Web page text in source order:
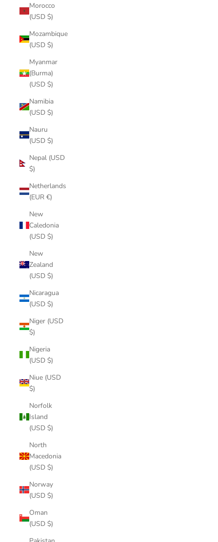
Morocco
(USD $)
Mozambique
(USD $)
Myanmar
(Burma)
(USD $)
Namibia
(USD $)
Nauru
(USD $)
Nepal (USD
$)
Netherlands
(EUR €)
New
Caledonia
(USD $)
New
Zealand
(USD $)
Nicaragua
(USD $)
Niger (USD
$)
Nigeria
(USD $)
Niue (USD
$)
Norfolk
Island
(USD $)
North
Macedonia
(USD $)
Norway
(USD $)
Oman
(USD $)